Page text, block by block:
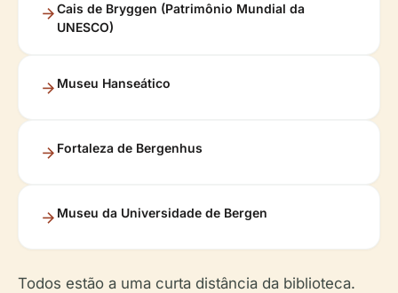
Cais de Bryggen (Patrimônio Mundial da
UNESCO)
Museu Hanseático
Fortaleza de Bergenhus
Museu da Universidade de Bergen
Todos estão a uma curta distância da biblioteca.